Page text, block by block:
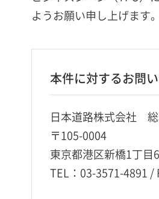
ようお願い申し上げます。
本件に対するお問
日本道路株式会社
〒105-0004
東京都港区新橋1丁目
TEL：03-3571-4891 /